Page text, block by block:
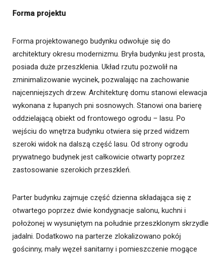
Forma projektu
Forma projektowanego budynku odwołuje się do
architektury okresu modernizmu. Bryła budynku jest prosta,
posiada duże przeszklenia. Układ rzutu pozwolił na
zminimalizowanie wycinek, pozwalając na zachowanie
najcenniejszych drzew. Architekturę domu stanowi elewacja
wykonana z łupanych pni sosnowych. Stanowi ona barierę
oddzielającą obiekt od frontowego ogrodu – lasu. Po
wejściu do wnętrza budynku otwiera się przed widzem
szeroki widok na dalszą część lasu. Od strony ogrodu
prywatnego budynek jest całkowicie otwarty poprzez
zastosowanie szerokich przeszkleń.
Parter budynku zajmuje część dzienna składająca się z
otwartego poprzez dwie kondygnacje salonu, kuchni i
położonej w wysuniętym na południe przeszklonym skrzydle
jadalni. Dodatkowo na parterze zlokalizowano pokój
gościnny, mały węzeł sanitarny i pomieszczenie mogące